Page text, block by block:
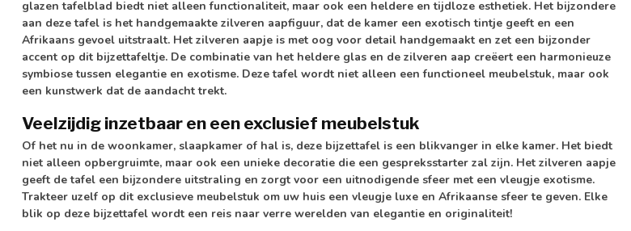
glazen tafelblad biedt niet alleen functionaliteit, maar ook een heldere en tijdloze esthetiek. Het bijzondere
aan deze tafel is het handgemaakte zilveren aapfiguur, dat de kamer een exotisch tintje geeft en een
Afrikaans gevoel uitstraalt. Het zilveren aapje is met oog voor detail handgemaakt en zet een bijzonder
accent op dit bijzettafeltje. De combinatie van het heldere glas en de zilveren aap creëert een harmonieuze
symbiose tussen elegantie en exotisme. Deze tafel wordt niet alleen een functioneel meubelstuk, maar ook
een kunstwerk dat de aandacht trekt.
Veelzijdig inzetbaar en een exclusief meubelstuk
Of het nu in de woonkamer, slaapkamer of hal is, deze bijzettafel is een blikvanger in elke kamer. Het biedt
niet alleen opbergruimte, maar ook een unieke decoratie die een gespreksstarter zal zijn. Het zilveren aapje
geeft de tafel een bijzondere uitstraling en zorgt voor een uitnodigende sfeer met een vleugje exotisme.
Trakteer uzelf op dit exclusieve meubelstuk om uw huis een vleugje luxe en Afrikaanse sfeer te geven. Elke
blik op deze bijzettafel wordt een reis naar verre werelden van elegantie en originaliteit!